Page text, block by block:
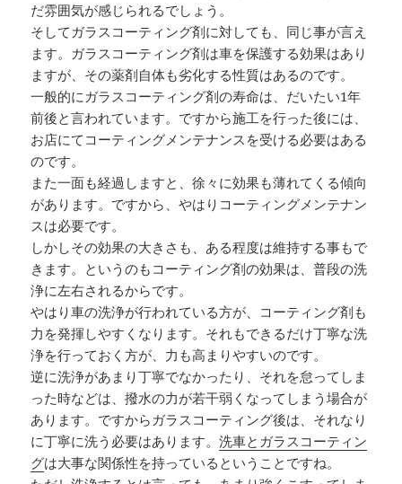
だ雰囲気が感じられるでしょう。
そしてガラスコーティング剤に対しても、同じ事が言え
ます。ガラスコーティング剤は車を保護する効果はあり
ますが、その薬剤自体も劣化する性質はあるのです。
一般的にガラスコーティング剤の寿命は、だいたい1年
前後と言われています。ですから施工を行った後には、
お店にてコーティングメンテナンスを受ける必要はある
のです。
また一面も経過しますと、徐々に効果も薄れてくる傾向
があります。ですから、やはりコーティングメンテナン
スは必要です。
しかしその効果の大きさも、ある程度は維持する事もで
きます。というのもコーティング剤の効果は、普段の洗
浄に左右されるからです。
やはり車の洗浄が行われている方が、コーティング剤も
力を発揮しやすくなります。それもできるだけ丁寧な洗
浄を行っておく方が、力も高まりやすいのです。
逆に洗浄があまり丁寧でなかったり、それを怠ってしま
った時などは、撥水の力が若干弱くなってしまう場合が
あります。ですからガラスコーティング後は、それなり
に丁寧に洗う必要はあります。洗車とガラスコーティン
グは大事な関係性を持っているということですね。